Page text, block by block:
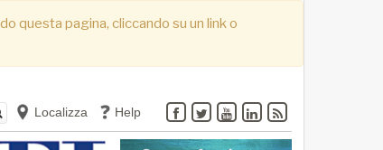
questa pagina, cliccando su un link o
Localizza Help